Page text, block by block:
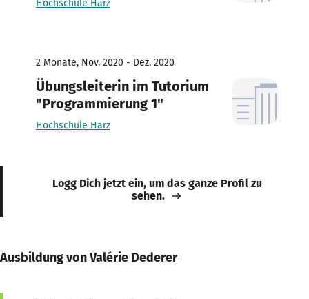
Hochschule Harz
2 Monate, Nov. 2020 - Dez. 2020
Übungsleiterin im Tutorium
"Programmierung 1"
Hochschule Harz
Logg Dich jetzt ein, um das ganze Profil zu
sehen.
Ausbildung von Valérie Dederer